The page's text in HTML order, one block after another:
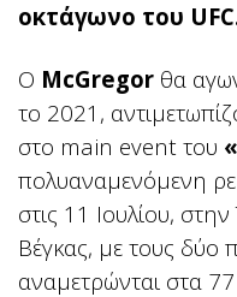
οκτάγωνο του
Ο McGregor θα
το 2021,
στο main event του
πολυαναμενόμενη
στις 11 Ιουλίου,
Βέγκας, με τους
αναμετρώνται στα 77